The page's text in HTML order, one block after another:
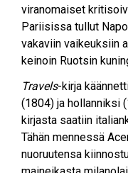
viranomaiset
Pariisissa tullut
vakaviin vaikeuksiin
keinoin Ruotsin
Travels-kirja
(1804) ja hollanniksi
kirjasta saatiin
Tähän mennessä
nuoruutensa